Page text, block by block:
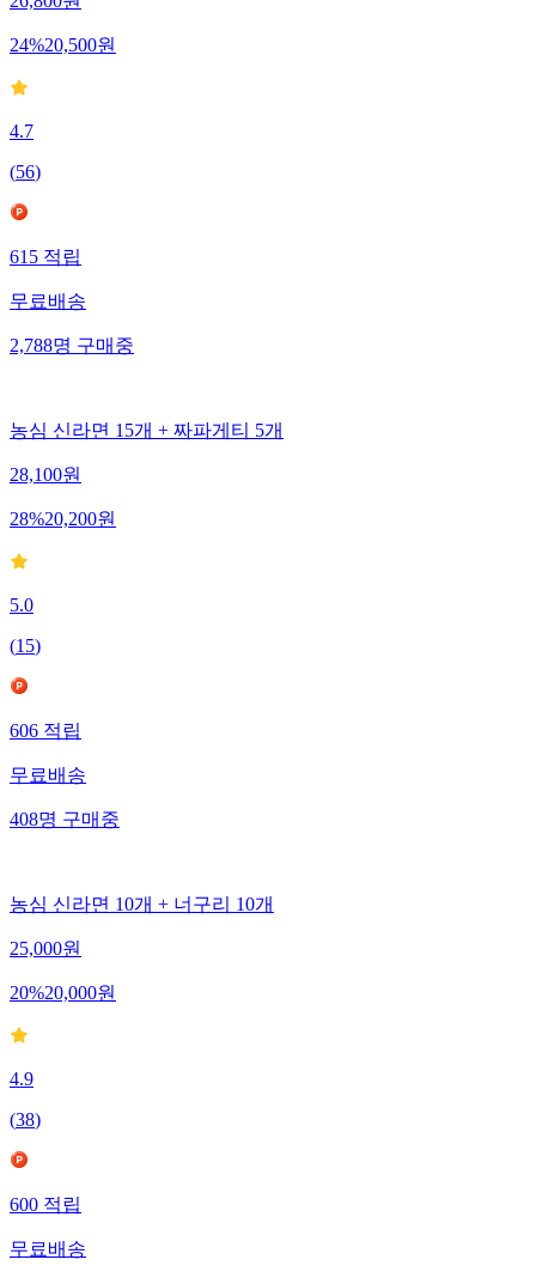
26,800원
24%20,500원
4.7
(56)
615적립
무료배송
2,788명구매중
농심 신라면 15개 + 짜파게티 5개
28,100원
28%20,200원
5.0
(15)
606적립
무료배송
408명구매중
농심 신라면 10개 + 너구리 10개
25,000원
20%20,000원
4.9
(38)
600적립
무료배송